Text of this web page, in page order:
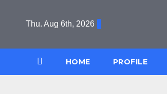
Thu. Aug 6th, 2026
HOME PROFILE